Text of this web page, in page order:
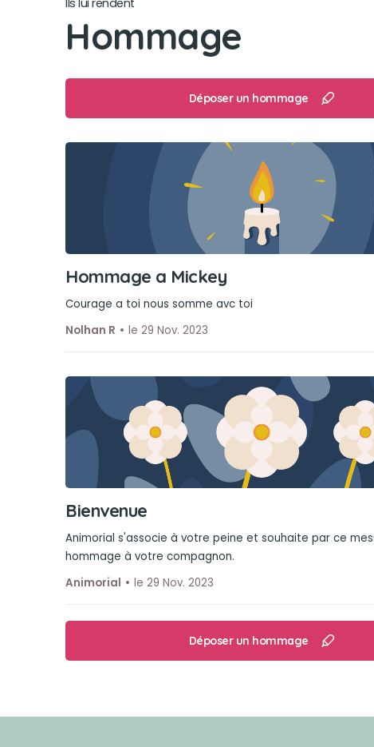
Ils lui rendent
Hommage
Déposer un hommage
Hommage a Mickey
Courage a toi nous somme avc toi
Nolhan R
le 29 Nov. 2023
Bienvenue
Animorial s'associe à votre peine et souhaite par ce
hommage à votre compagnon.
Animorial
le 29 Nov. 2023
Déposer un hommage